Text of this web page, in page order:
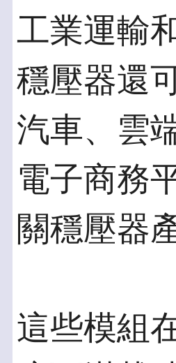
工業運輸
穩壓器還
汽車、雲
電子商務
關穩壓器
這些模組